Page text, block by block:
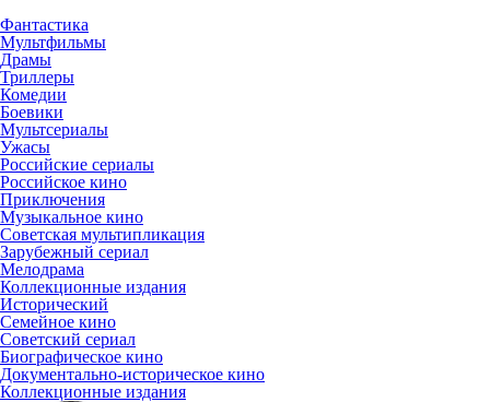
Фантастика
Мультфильмы
Драмы
Триллеры
Комедии
Боевики
Мультсериалы
Ужасы
Российские сериалы
Российское кино
Приключения
Музыкальное кино
Советская мультипликация
Зарубежный сериал
Мелодрама
Коллекционные издания
Исторический
Семейное кино
Советский сериал
Биографическое кино
Документально-историческое кино
Коллекционные издания